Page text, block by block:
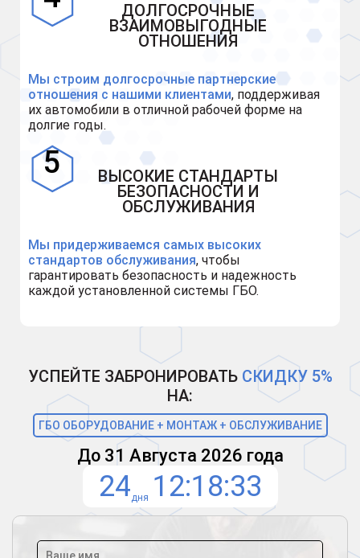
ДОЛГОСРОЧНЫЕ
ВЗАИМОВЫГОДНЫЕ
ОТНОШЕНИЯ
Мы строим долгосрочные партнерские
отношения с нашими клиентами, поддерживая
их автомобили в отличной рабочей форме на
долгие годы.
ВЫСОКИЕ СТАНДАРТЫ
БЕЗОПАСНОСТИ И
ОБСЛУЖИВАНИЯ
Мы придерживаемся самых высоких
стандартов обслуживания, чтобы
гарантировать безопасность и надежность
каждой установленной системы ГБО.
УСПЕЙТЕ ЗАБРОНИРОВАТЬ СКИДКУ 5%
НА:
ГБО ОБОРУДОВАНИЕ + МОНТАЖ + ОБСЛУЖИВАНИЕ
До 31 Августа 2026 года
24дня 12 18 32